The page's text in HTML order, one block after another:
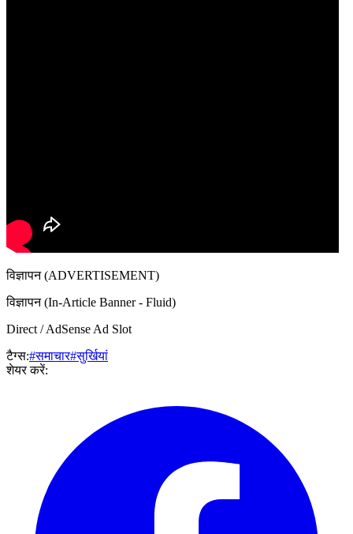
विज्ञापन (ADVERTISEMENT)
विज्ञापन (In-Article Banner - Fluid)
Direct / AdSense Ad Slot
टैग्स:#समाचार#सुर्खियां
शेयर करें: